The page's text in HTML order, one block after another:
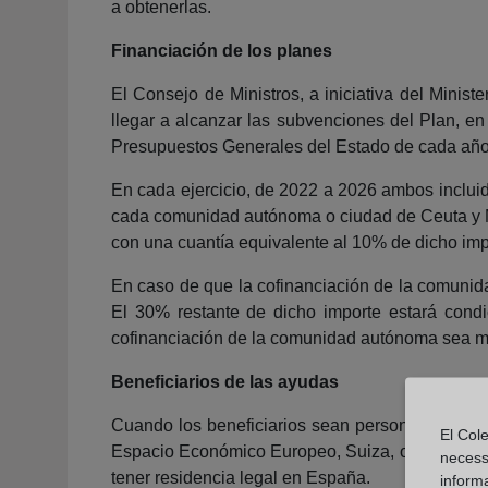
a obtenerlas.
Financiación de los planes
El Consejo de Ministros, a iniciativa del
llegar a alcanzar las subvenciones del Plan,
Presupuestos Generales del Estado de cada
En cada ejercicio, de 2022 a 2026 ambos
cada comunidad autónoma o ciudad de Ceuta
con una cuantía equivalente al 10% de dicho
En caso de que la cofinanciación de la
El 30% restante de dicho importe estará
cofinanciación de la comunidad autónoma sea
Beneficiarios de las ayudas
Cuando los beneficiarios sean personas
Espacio Económico Europeo, Suiza, o el
tener residencia legal en España.
El